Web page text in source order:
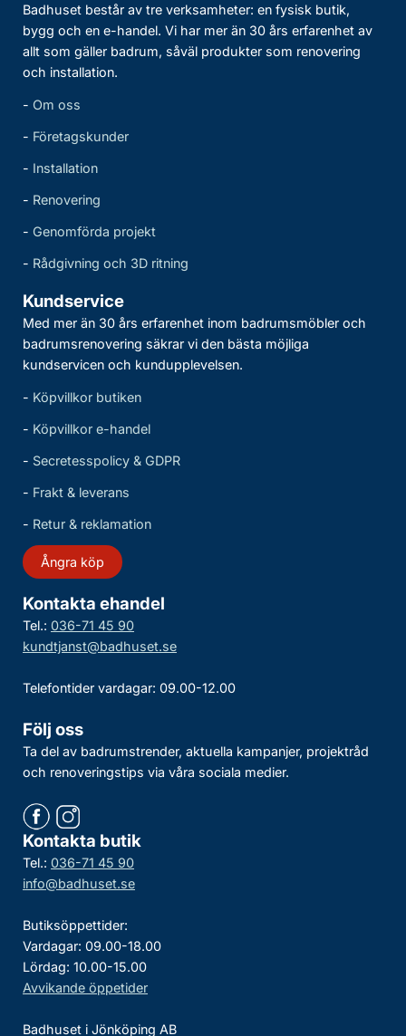
Badhuset består av tre verksamheter: en fysisk butik,
bygg och en e-handel. Vi har mer än 30 års erfarenhet av
allt som gäller badrum, såväl produkter som renovering
och installation.
- Om oss
- Företagskunder
- Installation
- Renovering
- Genomförda projekt
- Rådgivning och 3D ritning
Kundservice
Med mer än 30 års erfarenhet inom badrumsmöbler och
badrumsrenovering säkrar vi den bästa möjliga
kundservicen och kundupplevelsen.
- Köpvillkor butiken
- Köpvillkor e-handel
- Secretesspolicy & GDPR
- Frakt & leverans
- Retur & reklamation
Ångra köp
Kontakta ehandel
Tel.: 036-71 45 90
kundtjanst@badhuset.se
Telefontider vardagar: 09.00-12.00
Följ oss
Ta del av badrumstrender, aktuella kampanjer, projektråd
och renoveringstips via våra sociala medier.
Kontakta butik
Tel.: 036-71 45 90
info@badhuset.se
Butiksöppettider:
Vardagar: 09.00-18.00
Lördag: 10.00-15.00
Avvikande öppetider
Badhuset i Jönköping AB